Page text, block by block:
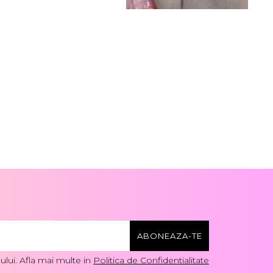
Afla mai multe in Politica de Confidentialitate